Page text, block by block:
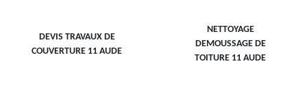
DEVIS TRAVAUX DE
COUVERTURE 11 AUDE
NETTOYAGE
DEMOUSSAGE DE
TOITURE 11 AUDE